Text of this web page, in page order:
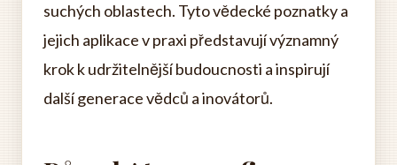
suchých oblastech. Tyto vědecké poznatky a
jejich aplikace v praxi představují významný
krok k udržitelnější budoucnosti a inspirují
další generace vědců a inovátorů.